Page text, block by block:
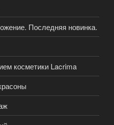
Последняя новинка.
косметики Lacrima